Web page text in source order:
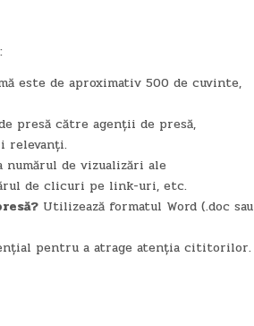
este de aproximativ 500 de cuvinte,
presă către agenții de presă,
relevanți.
de vizualizări ale
de clicuri pe link-uri, etc.
Utilizează formatul Word (.doc sau
pentru a atrage atenția cititorilor.